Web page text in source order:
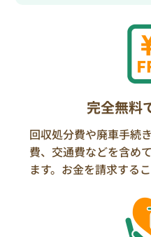
完全無料
回収処分費や廃車手続
費、交通費などを含め
ます。お金を請求する